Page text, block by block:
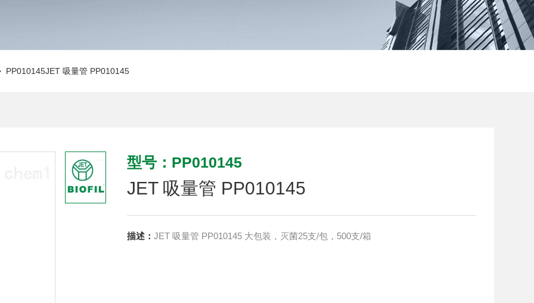
吸量管 PP010145
型号：PP010145
JET 吸量管 PP010145
描述： JET 吸量管 PP010145 大包装，灭菌25支/包，500支/箱